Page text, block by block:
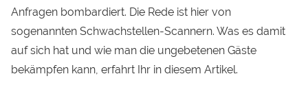
Anfragen bombardiert. Die Rede ist hier von
sogenannten Schwachstellen-Scannern. Was es damit
auf sich hat und wie man die ungebetenen Gäste
bekämpfen kann, erfahrt Ihr in diesem Artikel.